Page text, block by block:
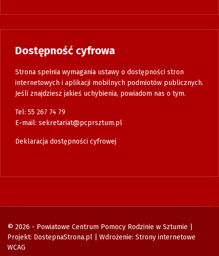
Dostępność cyfrowa
Strona spełnia wymagania ustawy o dostępności stron
internetowych i aplikacji mobilnych podmiotów publicznych.
Jeśli znajdziesz jakieś uchybienia, powiadom nas o tym.
Tel: 55 267 74 79
E-mail: sekretariat@pcprsztum.pl
Deklaracja dostępności cyfrowej
© 2026 - Powiatowe Centrum Pomocy Rodzinie w Sztumie |
Projekt: DostepnaStrona.pl | Wdrożenie: Strony internetowe
WCAG